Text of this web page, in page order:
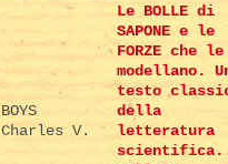
BOYS
Charles V.
Le BOLLE di
SAPONE e le
FORZE che le
modellano.
testo
della
letteratura
scientifica.